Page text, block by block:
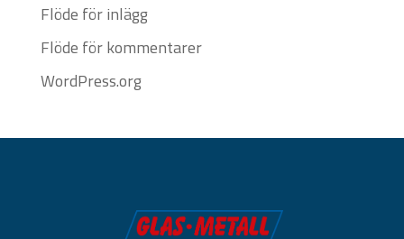
Flöde för inlägg
Flöde för kommentarer
WordPress.org